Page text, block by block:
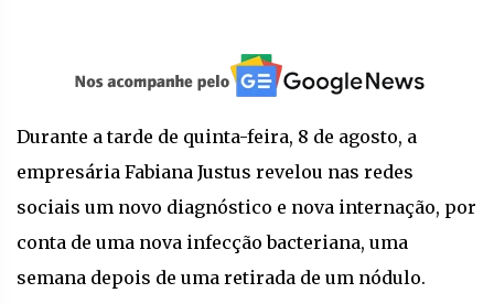
Durante a tarde de quinta-feira, 8 de agosto, a
empresária Fabiana Justus revelou nas redes
sociais um novo diagnóstico e nova internação, por
conta de uma nova infecção bacteriana, uma
semana depois de uma retirada de um nódulo.